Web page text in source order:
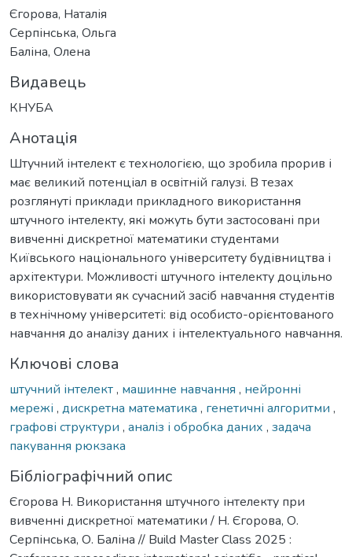
Єгорова, Наталія
Серпінська, Ольга
Баліна, Олена
Видавець
КНУБА
Анотація
Штучний інтелект є технологією, що зробила прорив і
має великий потенціал в освітній галузі. В тезах
розглянуті приклади прикладного використання
штучного інтелекту, які можуть бути застосовані при
вивченні дискретної математики студентами
Київського національного університету будівництва і
архітектури. Можливості штучного інтелекту доцільно
використовувати як сучасний засіб навчання студентів
в технічному університеті: від особисто-орієнтованого
навчання до аналізу даних і інтелектуального навчання.
Ключові слова
штучний інтелект, машинне навчання , нейронні
мережі , дискретна математика , генетичні алгоритми ,
графові структури , аналіз і обробка даних , задача
пакування рюкзака
Бібліографічний опис
Єгорова Н. Використання штучного інтелекту при
вивченні дискретної математики / Н. Єгорова, О.
Серпінська, О. Баліна // Build Master Class 2025 :